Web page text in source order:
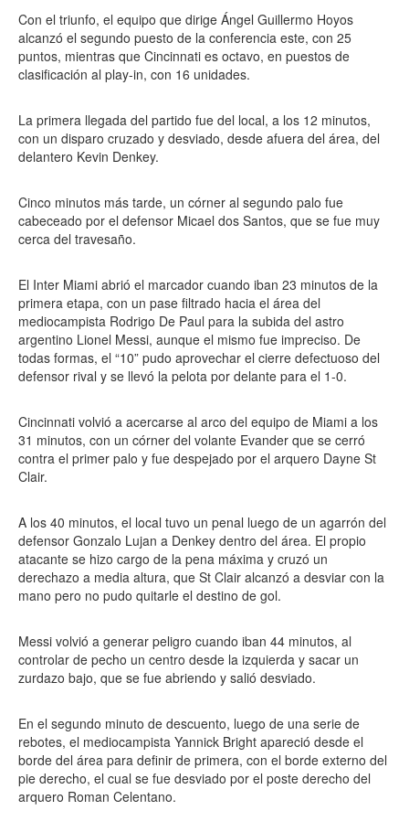
Con el triunfo, el equipo que dirige Ángel Guillermo Hoyos
alcanzó el segundo puesto de la conferencia este, con 25
puntos, mientras que Cincinnati es octavo, en puestos de
clasificación al play-in, con 16 unidades.
La primera llegada del partido fue del local, a los 12 minutos,
con un disparo cruzado y desviado, desde afuera del área, del
delantero Kevin Denkey.
Cinco minutos más tarde, un córner al segundo palo fue
cabeceado por el defensor Micael dos Santos, que se fue muy
cerca del travesaño.
El Inter Miami abrió el marcador cuando iban 23 minutos de la
primera etapa, con un pase filtrado hacia el área del
mediocampista Rodrigo De Paul para la subida del astro
argentino Lionel Messi, aunque el mismo fue impreciso. De
todas formas, el “10” pudo aprovechar el cierre defectuoso del
defensor rival y se llevó la pelota por delante para el 1-0.
Cincinnati volvió a acercarse al arco del equipo de Miami a los
31 minutos, con un córner del volante Evander que se cerró
contra el primer palo y fue despejado por el arquero Dayne St
Clair.
A los 40 minutos, el local tuvo un penal luego de un agarrón del
defensor Gonzalo Lujan a Denkey dentro del área. El propio
atacante se hizo cargo de la pena máxima y cruzó un
derechazo a media altura, que St Clair alcanzó a desviar con la
mano pero no pudo quitarle el destino de gol.
Messi volvió a generar peligro cuando iban 44 minutos, al
controlar de pecho un centro desde la izquierda y sacar un
zurdazo bajo, que se fue abriendo y salió desviado.
En el segundo minuto de descuento, luego de una serie de
rebotes, el mediocampista Yannick Bright apareció desde el
borde del área para definir de primera, con el borde externo del
pie derecho, el cual se fue desviado por el poste derecho del
arquero Roman Celentano.